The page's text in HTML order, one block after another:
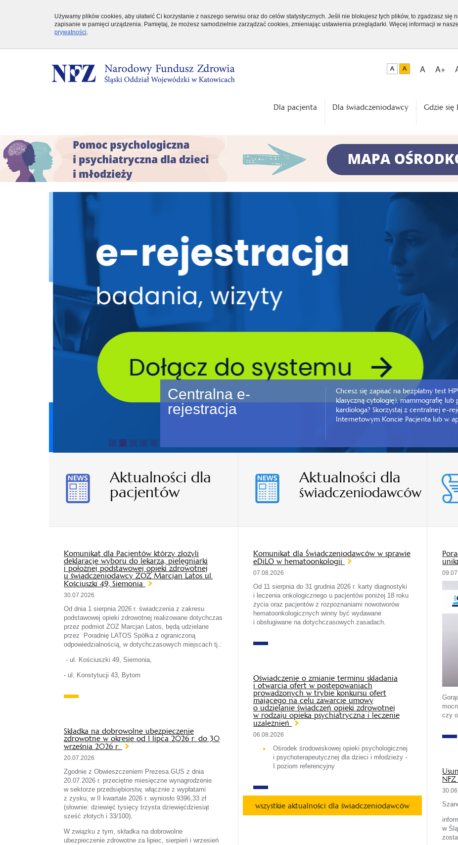
Używamy plików cookies, aby ułatwić Ci korzystanie z naszego serwisu oraz do celów statystycznych. Jeśli nie blokujesz tych plików, to zgadzasz się
zapisanie w pamięci urządzenia. Pamiętaj, że możesz samodzielnie zarządzać cookies, zmieniając ustawienia przeglądarki. Więcej informacji w
prywatności.
A A+
Dla pacjenta Dla świadczeniodawcy Gdzie się
Centralna e-
rejestracja
Chcesz się zapisać na bezpłatny test
klasyczną cytologię), mammografię lub
kardiologa? Skorzystaj z centralnej e-
Internetowym Koncie Pacjenta lub w
Aktualności dla
pacjentów
Komunikat dla Pacjentów którzy złożyli
deklaracje wyboru do lekarza, pielęgniarki
i położnej podstawowej opieki zdrowotnej
u świadczeniodawcy ZOZ Marcjan Latos ul.
Kościuszki 49, Siemonia
30.07.2026
Od dnia 1 sierpnia 2026 r. świadczenia z zakresu
podstawowej opieki zdrowotnej realizowane dotychczas
przez podmiot ZOZ Marcjan Latos, będą udzielane
przez Poradnię LATOS Spółka z ograniczoną
odpowiedzialnością, w dotychczasowych miejscach tj.:
- ul. Kościuszki 49, Siemonia,
- ul. Konstytucji 43, Bytom
Składka na dobrowolne ubezpieczenie
zdrowotne w okresie od 1 lipca 2026 r. do 30
września 2026 r.
20.07.2026
Zgodnie z Obwieszczeniem Prezesa GUS z dnia
20.07.2026 r. przeciętne miesięczne wynagrodzenie
w sektorze przedsiębiorstw, włącznie z wypłatami
z zysku, w II kwartale 2026 r. wyniosło 9396,33 zł
(słownie: dziewięć tysięcy trzysta dziewięćdziesiąt
sześć złotych i 33/100).
W związku z tym, składka na dobrowolne
ubezpieczenie zdrowotne za lipiec, sierpień i wrzesień
Aktualności dla
świadczeniodawców
Komunikat dla Świadczeniodawców w sprawie
eDiLO w hematoonkologii
07.08.2026
Od 11 sierpnia do 31 grudnia 2026 r. karty diagnostyki
i leczenia onkologicznego u pacjentów poniżej 18 roku
życia oraz pacjentów z rozpoznaniami nowotworów
hematoonkologicznych winny być wydawane
i obsługiwane na dotychczasowych zasadach.
Oświadczenie o zmianie terminu składania
i otwarcia ofert w postępowaniach
prowadzonych w trybie konkursu ofert
mającego na celu zawarcie umowy
o udzielanie świadczeń opieki zdrowotnej
w rodzaju opieka psychiatryczna i leczenie
uzależnień
06.08.2026
Ośrodek środowiskowej opieki psychologicznej
i psychoterapeutycznej dla dzieci i młodzieży -
I poziom referencyjny
wszystkie aktualności dla świadczeniodawców
czy
w